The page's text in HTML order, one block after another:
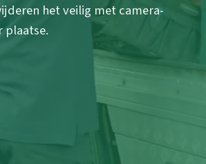
het veilig met camera-
plaatse.